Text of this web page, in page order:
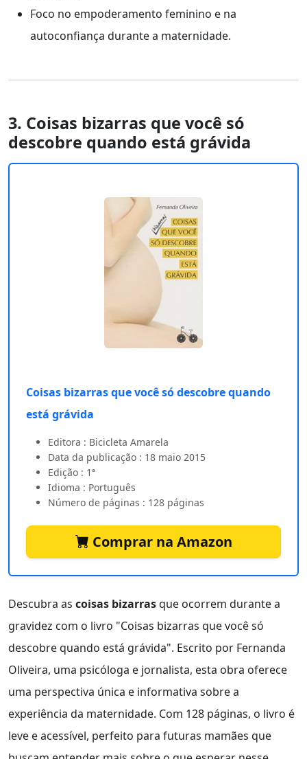
Foco no empoderamento feminino e na
autoconfiança durante a maternidade.
3. Coisas bizarras que você só
descobre quando está grávida
Coisas bizarras que você só descobre quando
está grávida
Editora : Bicicleta Amarela
Data da publicação : 18 maio 2015
Edição : 1ª
Idioma : Português
Número de páginas : 128 páginas
Comprar na Amazon
Descubra as coisas bizarrasque ocorrem durante a
gravidez com o livro "Coisas bizarras que você só
descobre quando está grávida". Escrito por Fernanda
Oliveira, uma psicóloga e jornalista, esta obra oferece
uma perspectiva única e informativa sobre a
experiência da maternidade. Com 128 páginas, o livro é
leve e acessível, perfeito para futuras mamães que